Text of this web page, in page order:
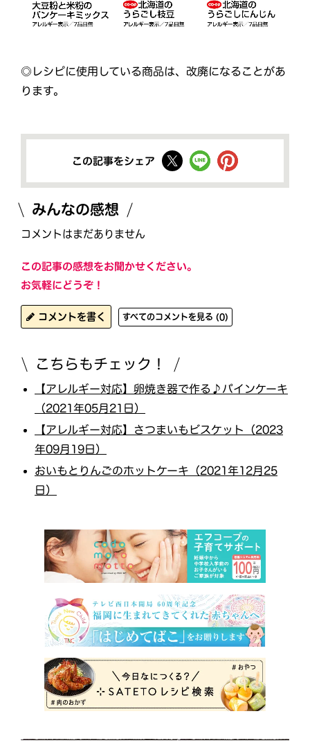
◎レシピに使用している商品は、改廃になることがあ
ります。
この記事をシェア
みんなの感想
コメントはまだありません
この記事の感想をお聞かせください。
お気軽にどうぞ！
コメントを書く すべてのコメントを見る (0)
こちらもチェック！
【アレルギー対応】卵焼き器で作る♪パインケーキ
（2021年05月21日）
【アレルギー対応】さつまいもビスケット（2023
年09月19日）
おいもとりんごのホットケーキ（2021年12月25
日）